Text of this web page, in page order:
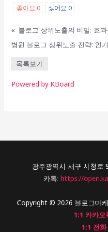
좋아요0 싫어요0
« 블로그 상위노출의 비밀: 효
목록보기
Powered by KBoard
광주광역시 서구 시청로
카톡: https://
Copyright © 2026 블로그마
1:1 카카오
1:1 전